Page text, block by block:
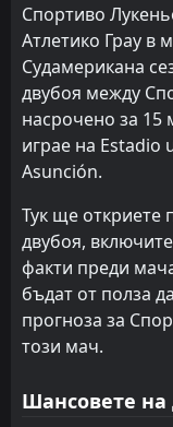
20:00
14Aug
FT
20:30
08Aug
FT
01 Aug
FT
18:00
25Jul
FT
20:30
FT
20:00
Спортиво
Атлетико Грау в
Судамерикана
двубоя между
насрочено за 15
играе на Estadio
Asunción.
Тук ще
двубоя,
факти преди
бъдат от полза
прогноза за
този мач.
Шансовете на